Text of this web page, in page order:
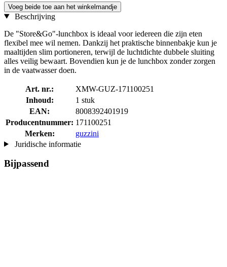
Voeg beide toe aan het winkelmandje
Beschrijving
De "Store&Go"-lunchbox is ideaal voor iedereen die zijn eten
flexibel mee wil nemen. Dankzij het praktische binnenbakje kun je
maaltijden slim portioneren, terwijl de luchtdichte dubbele sluiting
alles veilig bewaart. Bovendien kun je de lunchbox zonder zorgen
in de vaatwasser doen.
Art. nr.:
XMW-GUZ-171100251
Inhoud:
1 stuk
EAN:
8008392401919
Producentnummer: 171100251
Merken:
guzzini
Juridische informatie
Bijpassend